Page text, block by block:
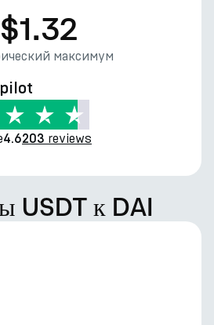
$1.32
максимум
4.6203 reviews
USDT к DAI